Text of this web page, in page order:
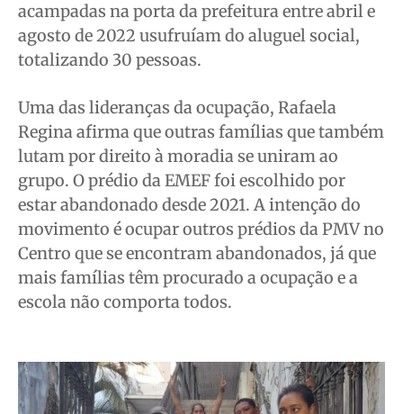
acampadas na porta da prefeitura entre abril e
agosto de 2022 usufruíam do aluguel social,
totalizando 30 pessoas.
Uma das lideranças da ocupação, Rafaela
Regina afirma que outras famílias que também
lutam por direito à moradia se uniram ao
grupo. O prédio da EMEF foi escolhido por
estar abandonado desde 2021. A intenção do
movimento é ocupar outros prédios da PMV no
Centro que se encontram abandonados, já que
mais famílias têm procurado a ocupação e a
escola não comporta todos.